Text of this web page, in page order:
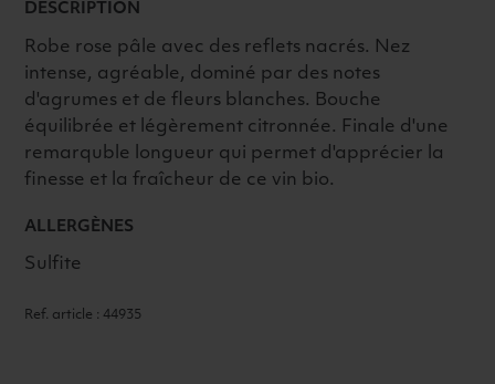
DESCRIPTION
Robe rose pâle avec des reflets nacrés. Nez
intense, agréable, dominé par des notes
d'agrumes et de fleurs blanches. Bouche
équilibrée et légèrement citronnée. Finale d'une
remarquble longueur qui permet d'apprécier la
finesse et la fraîcheur de ce vin bio.
ALLERGÈNES
Sulfite
Ref. article : 44935